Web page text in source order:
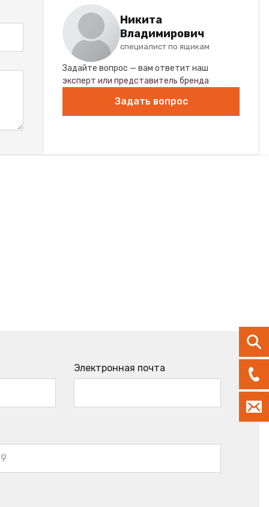
Никита
Владимирович
специалист по ящикам
Задайте вопрос — вам ответит наш
эксперт или представитель бренда
Задать вопрос
Электронная почта